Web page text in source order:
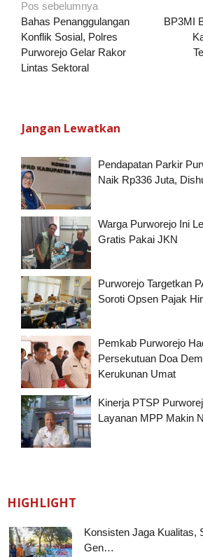
Navigasi
pos
Pos sebelumnya
Bahas Penanggulangan
Konflik Sosial, Polres
Purworejo Gelar Rakor
Lintas Sektoral
BP3MI
Jangan Lewatkan
Pendapatan Parkir
Naik Rp336 Juta,
Warga Purworejo Ini
Gratis Pakai JKN
Purworejo Targetkan
Soroti Opsen Pajak
Pemkab Purworejo
Persekutuan Doa
Kerukunan Umat
Kinerja PTSP
Layanan MPP Makin
HIGHLIGHT
Konsisten Jaga Kualitas,
Gen…